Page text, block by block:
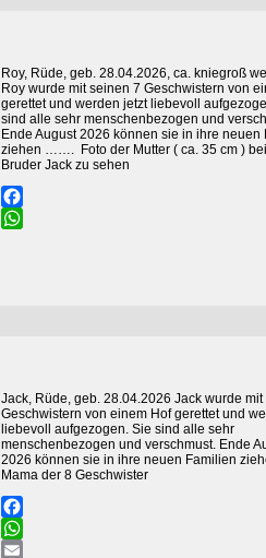
Roy, Rüde, geb. 28.04.2026, ca. kniegroß
Roy wurde mit seinen 7 Geschwistern von
gerettet und werden jetzt liebevoll
sind alle sehr menschenbezogen und
Ende August 2026 können sie in ihre neuen
ziehen ……. Foto der Mutter ( ca. 35 cm )
Bruder Jack zu sehen
Facebook
Jack, Rüde, geb. 28.04.2026 Jack wurde
Geschwistern von einem Hof gerettet und
liebevoll aufgezogen. Sie sind alle sehr
menschenbezogen und verschmust. Ende
2026 können sie in ihre neuen Familien
Mama der 8 Geschwister
Facebook
WhatsApp